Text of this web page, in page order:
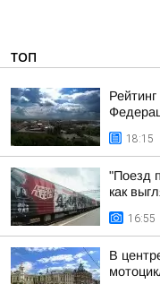
ТОП
18:15
"Поезд
как
16:55
В